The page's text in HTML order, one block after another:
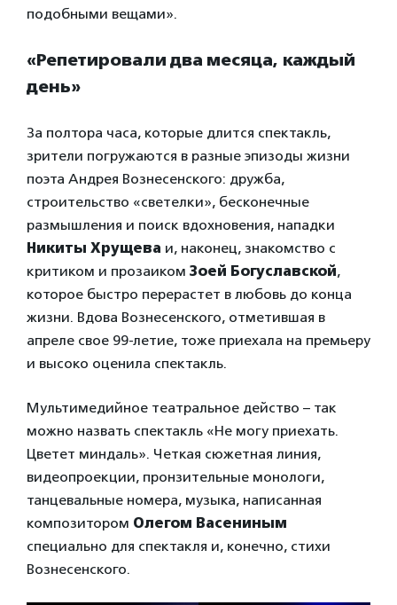
подобными вещами».
«Репетировали два месяца, каждый
день»
За полтора часа, которые длится спектакль,
зрители погружаются в разные эпизоды жизни
поэта Андрея Вознесенского: дружба,
строительство «светелки», бесконечные
размышления и поиск вдохновения, нападки
Никиты Хрущева и, наконец, знакомство с
критиком и прозаиком Зоей Богуславской,
которое быстро перерастет в любовь до конца
жизни. Вдова Вознесенского, отметившая в
апреле свое 99-летие, тоже приехала на премьеру
и высоко оценила спектакль.
Мультимедийное театральное действо – так
можно назвать спектакль «Не могу приехать.
Цветет миндаль». Четкая сюжетная линия,
видеопроекции, пронзительные монологи,
танцевальные номера, музыка, написанная
композитором Олегом Васениным
специально для спектакля и, конечно, стихи
Вознесенского.